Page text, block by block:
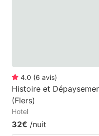
4.0 (6 avis)
Histoire et
(Flers)
Hotel
32€ /nuit